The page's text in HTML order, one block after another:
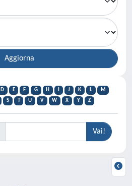
D E F G H J K L
M
S T U V W X Y Z